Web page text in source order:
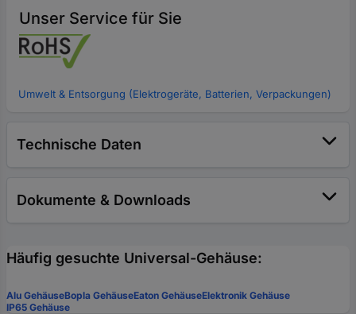
Unser Service für Sie
Umwelt & Entsorgung (Elektrogeräte, Batterien, Verpackungen)
Technische Daten
Dokumente & Downloads
Häufig gesuchte Universal-Gehäuse:
Alu GehäuseBopla GehäuseEaton GehäuseElektronik Gehäuse
IP65 Gehäuse